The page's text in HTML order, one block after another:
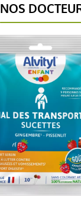
NOS